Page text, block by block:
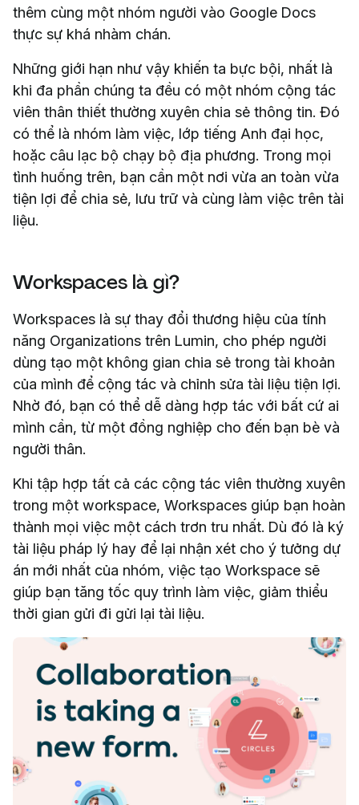
thêm cùng một nhóm người vào Google Docs
thực sự khá nhàm chán.
Những giới hạn như vậy khiến ta bực bội, nhất là
khi đa phần chúng ta đều có một nhóm cộng tác
viên thân thiết thường xuyên chia sẻ thông tin. Đó
có thể là nhóm làm việc, lớp tiếng Anh đại học,
hoặc câu lạc bộ chạy bộ địa phương. Trong mọi
tình huống trên, bạn cần một nơi vừa an toàn vừa
tiện lợi để chia sẻ, lưu trữ và cùng làm việc trên tài
liệu.
Workspaces là gì?
Workspaces là sự thay đổi thương hiệu của tính
năng Organizations trên Lumin, cho phép người
dùng tạo một không gian chia sẻ trong tài khoản
của mình để cộng tác và chỉnh sửa tài liệu tiện lợi.
Nhờ đó, bạn có thể dễ dàng hợp tác với bất cứ ai
mình cần, từ một đồng nghiệp cho đến bạn bè và
người thân.
Khi tập hợp tất cả các cộng tác viên thường xuyên
trong một workspace, Workspaces giúp bạn hoàn
thành mọi việc một cách trơn tru nhất. Dù đó là ký
tài liệu pháp lý hay để lại nhận xét cho ý tưởng dự
án mới nhất của nhóm, việc tạo Workspace sẽ
giúp bạn tăng tốc quy trình làm việc, giảm thiểu
thời gian gửi đi gửi lại tài liệu.